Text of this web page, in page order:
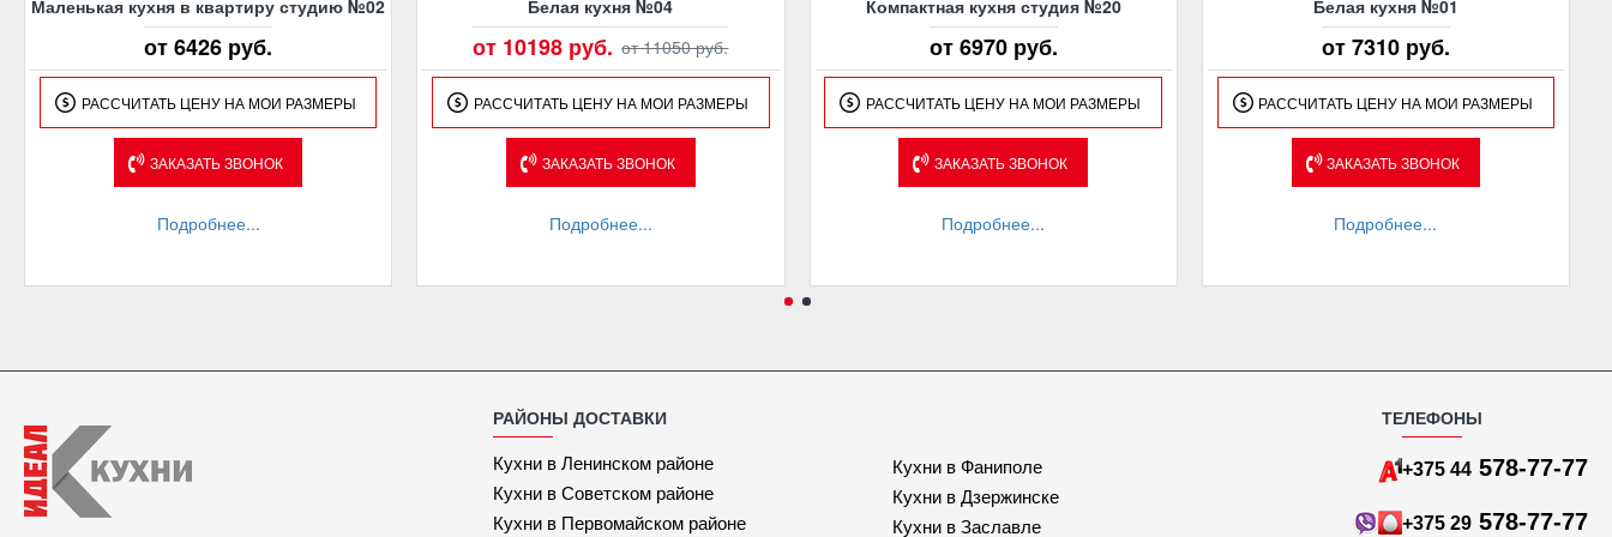
Маленькая кухня в квартиру студию №02
от 6426 руб.
РАССЧИТАТЬ ЦЕНУ НА МОИ РАЗМЕРЫ
ЗАКАЗАТЬ ЗВОНОК
Подробнее...
Белая кухня №04
от 10198 руб. от 11050 руб.
РАССЧИТАТЬ ЦЕНУ НА МОИ РАЗМЕРЫ
ЗАКАЗАТЬ ЗВОНОК
Подробнее...
Компактная кухня студия №20
от 6970 руб.
РАССЧИТАТЬ ЦЕНУ НА МОИ РАЗМЕРЫ
ЗАКАЗАТЬ ЗВОНОК
Подробнее...
Белая кухня №01
от 7310 руб.
РАССЧИТАТЬ ЦЕНУ НА МОИ РАЗМЕРЫ
ЗАКАЗАТЬ ЗВОНОК
Подробнее...
РАЙОНЫ ДОСТАВКИ
Кухни в Ленинском районе
Кухни в Советском районе
Кухни в Первомайском районе
Кухни в Фаниполе
Кухни в Дзержинске
Кухни в Заславле
ТЕЛЕФОНЫ
+375 44 578-77-77
+375 29 578-77-77